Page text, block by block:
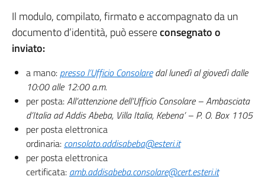
Il modulo, compilato, firmato e accompagnato da un
documento d’identità, può essereconsegnato o
inviato:
a mano: presso l’Ufficio Consolaredal lunedì al giovedì dalle
10:00 alle 12:00 a.m.
per posta:All’attenzione dell’Ufficio Consolare – Ambasciata
d’Italia ad Addis Abeba, Villa Italia, Kebena’ – P. O. Box 1105
per posta elettronica
ordinaria: consolato.addisabeba@esteri.it
per posta elettronica
certificata: amb.addisabeba.consolare@cert.esteri.it